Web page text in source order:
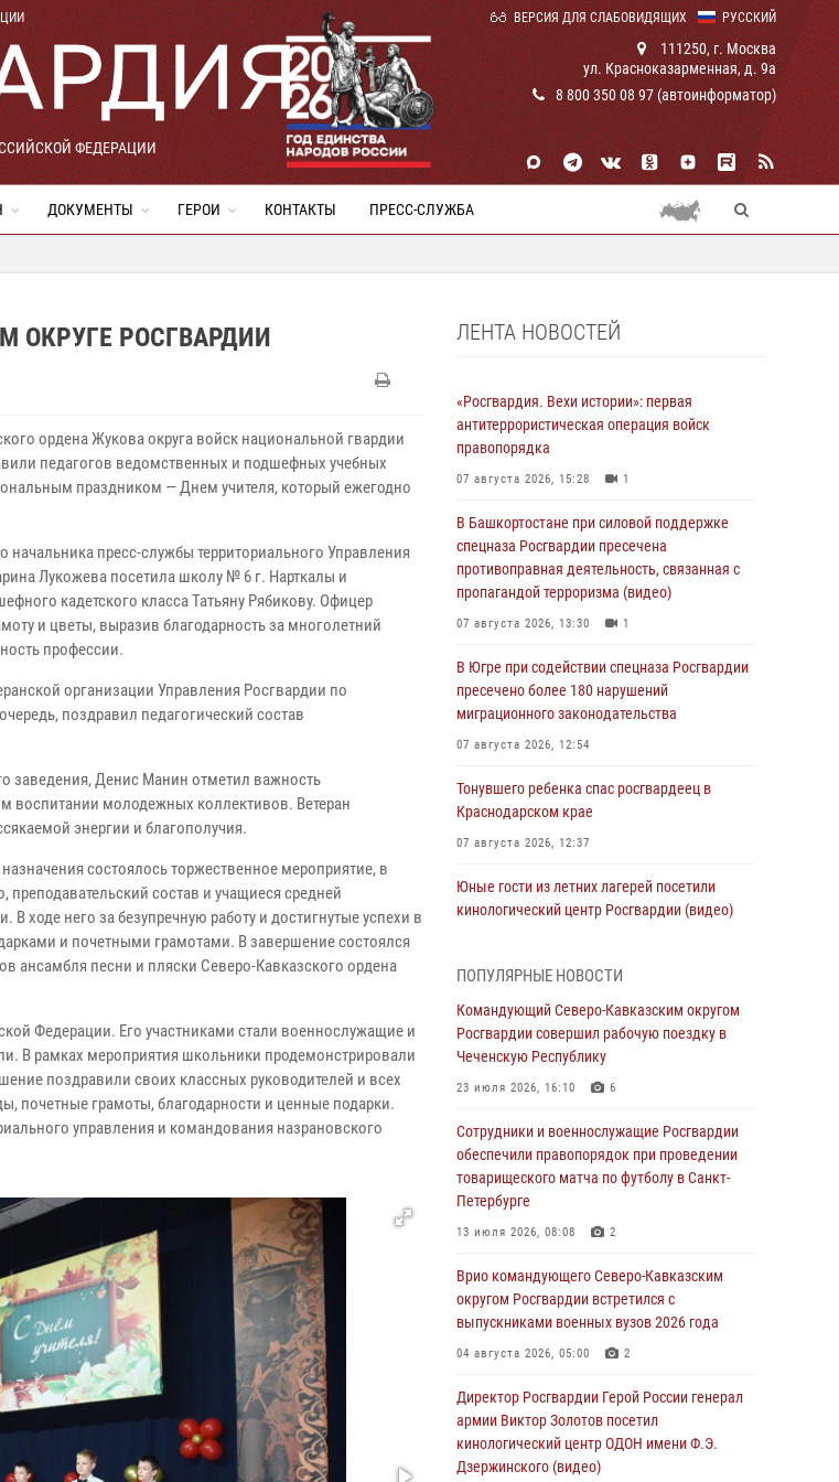
РУССКИЙ
ВЕРСИЯ ДЛЯ СЛАБОВИДЯЩИХ
ФЕДЕРАЦИИ
111250, г. Москва
ул. Красноказарменная, д. 9а
8 800 350 08 97 (автоинформатор)
ДОКУМЕНТЫ ГЕРОИ КОНТАКТЫ ПРЕСС-СЛУЖБА
ОКРУГЕ РОСГВАРДИИ
ордена Жукова округа войск национальной гвардии
педагогов ведомственных и подшефных учебных
праздником — Днем учителя, который ежегодно
начальника пресс-службы территориального Управления
Лукожева посетила школу № 6 г. Нарткалы и
кадетского класса Татьяну Рябикову. Офицер
и цветы, выразив благодарность за многолетний
профессии.
организации Управления Росгвардии по
поздравил педагогический состав
заведения, Денис Манин отметил важность
воспитании молодежных коллективов. Ветеран
энергии и благополучия.
состоялось торжественное мероприятие, в
состав и учащиеся средней
него за безупречную работу и достигнутые успехи в
и почетными грамотами. В завершение состоялся
ансамбля песни и пляски Северо-Кавказского ордена
Федерации. Его участниками стали военнослужащие и
В рамках мероприятия школьники продемонстрировали
поздравили своих классных руководителей и всех
почетные грамоты, благодарности и ценные подарки.
управления и командования назрановского
ЛЕНТА НОВОСТЕЙ
«Росгвардия. Вехи истории»: первая
антитеррористическая операция войск
правопорядка
07 августа 2026, 15:28 1
В Башкортостане при силовой поддержке
спецназа Росгвардии пресечена
противоправная деятельность, связанная с
пропагандой терроризма (видео)
07 августа 2026, 13:30 1
В Югре при содействии спецназа Росгвардии
пресечено более 180 нарушений
миграционного законодательства
07 августа 2026, 12:54
Тонувшего ребенка спас росгвардеец в
Краснодарском крае
07 августа 2026, 12:37
Юные гости из летних лагерей посетили
кинологический центр Росгвардии (видео)
Ветеран войск правопорядка генерал-майор
Иван Пияшев – герой выпуска «Легенды
армии с Александром Маршалом»
07 августа 2026, 12:00
округу Росгвардии и ветераны военной
контрразведки почтили память Николая
Кузнецова
07 августа 2026, 12:00
подняться на крышу Смольного собора в
Санкт-Петербурге (видео)
07 августа 2026, 11:34 3 1
основам взрывобезопасности
07 августа 2026, 11:33
Рэпер ST посетил раненых росгвардейцев в
ПОПУЛЯРНЫЕ НОВОСТИ
Командующий Северо-Кавказским округом
Росгвардии совершил рабочую поездку в
Чеченскую Республику
23 июля 2026, 16:10 6
Сотрудники и военнослужащие Росгвардии
обеспечили правопорядок при проведении
товарищеского матча по футболу в Санкт-
Петербурге
13 июля 2026, 08:08 2
Врио командующего Северо-Кавказским
округом Росгвардии встретился с
выпускниками военных вузов 2026 года
04 августа 2026, 05:00 2
Директор Росгвардии Герой России генерал
армии Виктор Золотов посетил
кинологический центр ОДОН имени Ф.Э.
Дзержинского (видео)